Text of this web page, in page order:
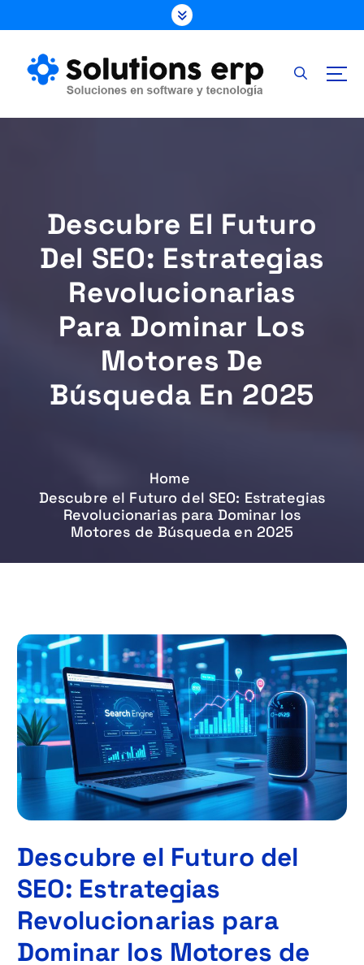
k
c
Descubre El Futuro
Del SEO: Estrategias
Revolucionarias
Para Dominar Los
Motores De
Búsqueda En 2025
Home
Descubre el Futuro del SEO: Estrategias
Revolucionarias para Dominar los
Motores de Búsqueda en 2025
Descubre el Futuro del
SEO: Estrategias
Revolucionarias para
Dominar los Motores de